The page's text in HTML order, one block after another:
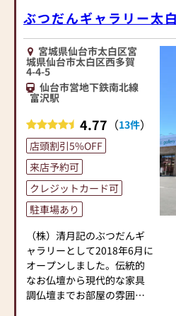
です。クーポンを発行されて
ご来店くださいませ。
スタッフ一同、心よりお待
ちしております。
があります。
まずはお下見だけでも結構
です。クーポンを発行の上お
気軽にご来店ください。
心よりお待ち申し上げてお
ります。
※ほこだて仏光堂は「安
心」「公正」の仏壇公正取
引協議会 加盟店舗です
≪ 安心してご来店いただく
為に≫
ほこだて仏光堂は新型コロ
ナウイルス感染拡大防止に
取り組んでいます
■従業員はマスクを着用し
ます
■従業員は手洗い・うが
い、出社前の検温を実施し
ではモダン仏壇の品揃えは
特に充実しています。
◆お位牌、お念珠等、仏具
も充実した品揃え◆
お陰様で多くのお客様より
戴しております。
ご宗旨・ご宗派に合った適
切なご提案をさせていただ
きます。
◆アフターケアもお任せく
ださい◆
ご購入後お困りのことがご
ざいましたら何なりとお申
し付けください。
お仏壇ご成約のお客様は宮
城県全域配送無料です。
仏壇・お墓・葬儀を手掛け
ぶつだんギャラリー太
宮城県仙台市太白区宮
城県仙台市太白区西多賀
4-4-5
仙台市営地下鉄南北線
富沢駅
4.77 （13件）
店頭割引5%OFF
来店予約可
クレジットカード可
駐車場あり
（株）清月記のぶつだんギ
ャラリーとして2018年6月に
オープンしました。伝統的
なお仏壇から現代的な家具
調仏壇までお部屋の雰囲気